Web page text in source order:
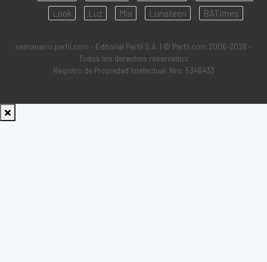
Look
Luz Mía Lunateen BATimes
semanario.perfil.com - Editorial Perfil S.A. | © Perfil.com 2006-2026 -
Todos los derechos reservados
Registro de Propiedad Intelectual: Nro. 5346433